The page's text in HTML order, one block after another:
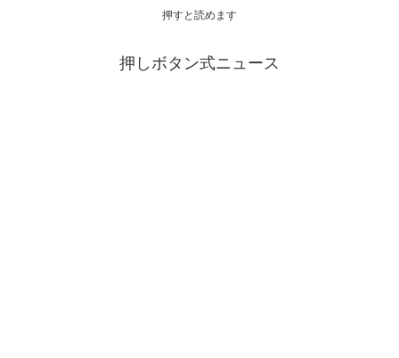
押すと読めます
押しボタン式ニュース